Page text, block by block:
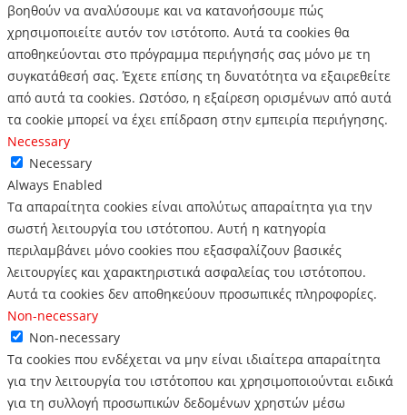
βοηθούν να αναλύσουμε και να κατανοήσουμε πώς
χρησιμοποιείτε αυτόν τον ιστότοπο. Αυτά τα cookies θα
αποθηκεύονται στο πρόγραμμα περιήγησής σας μόνο με τη
συγκατάθεσή σας. Έχετε επίσης τη δυνατότητα να εξαιρεθείτε
από αυτά τα cookies. Ωστόσο, η εξαίρεση ορισμένων από αυτά
τα cookie μπορεί να έχει επίδραση στην εμπειρία περιήγησης.
Necessary
Necessary
Always Enabled
Τα απαραίτητα cookies είναι απολύτως απαραίτητα για την
σωστή λειτουργία του ιστότοπου. Αυτή η κατηγορία
περιλαμβάνει μόνο cookies που εξασφαλίζουν βασικές
λειτουργίες και χαρακτηριστικά ασφαλείας του ιστότοπου.
Αυτά τα cookies δεν αποθηκεύουν προσωπικές πληροφορίες.
Non-necessary
Non-necessary
Τα cookies που ενδέχεται να μην είναι ιδιαίτερα απαραίτητα
για την λειτουργία του ιστότοπου και χρησιμοποιούνται ειδικά
για τη συλλογή προσωπικών δεδομένων χρηστών μέσω